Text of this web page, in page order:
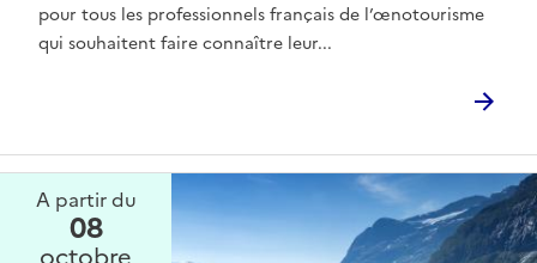
pour tous les professionnels français de l’œnotourisme
qui souhaitent faire connaître leur...
A partir du
08